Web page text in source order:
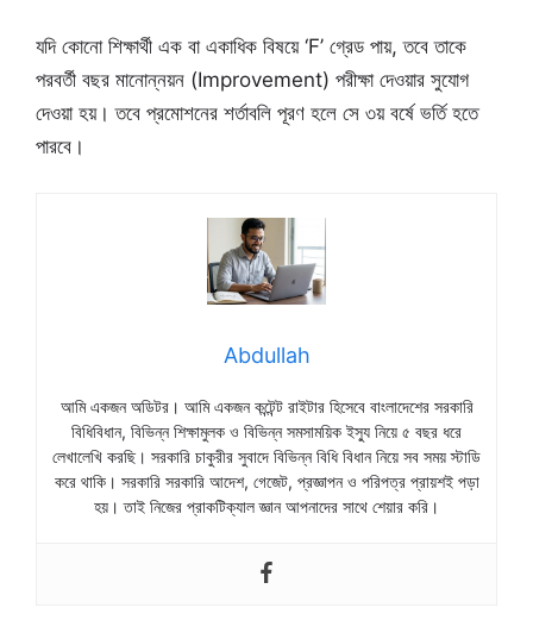
যদি কোনো শিক্ষার্থী এক বা একাধিক বিষয়ে ‘F’ গ্রেড পায়, তবে তাকে
পরবর্তী বছর মানোন্নয়ন (Improvement) পরীক্ষা দেওয়ার সুযোগ
দেওয়া হয়। তবে প্রমোশনের শর্তাবলি পূরণ হলে সে ৩য় বর্ষে ভর্তি হতে
পারবে।
Abdullah
আমি একজন অডিটর। আমি একজন কন্টেন্ট রাইটার হিসেবে বাংলাদেশের সরকারি
বিধিবিধান, বিভিন্ন শিক্ষামুলক ও বিভিন্ন সমসাময়িক ইস্যু নিয়ে ৫ বছর ধরে
লেখালেখি করছি। সরকারি চাকুরীর সুবাদে বিভিন্ন বিধি বিধান নিয়ে সব সময় স্টাডি
করে থাকি। সরকারি সরকারি আদেশ, গেজেট, প্রজ্ঞাপন ও পরিপত্র প্রায়শই পড়া
হয়। তাই নিজের প্রাকটিক্যাল জ্ঞান আপনাদের সাথে শেয়ার করি।